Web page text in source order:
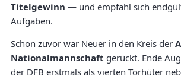
Titelgewinn — und empfahl sich
Aufgaben.
Schon zuvor war Neuer in den Kreis der
Nationalmannschaft gerückt. Ende
der DFB erstmals als vierten Torhüter